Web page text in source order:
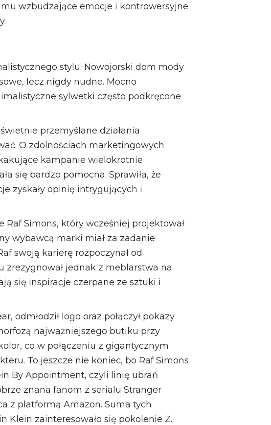
mu wzbudzające emocje i kontrowersyjne
stylu. Nowojorski dom mody
lecz nigdy nudne. Mocno
sylwetki często podkręcone
przemyślane działania
O zdolnościach marketingowych
kampanie wielokrotnie
się bardzo pomocna. Sprawiła, że
zyskały opinię intrygujących i
Simons, który wcześniej projektował
wybawcą marki miał za zadanie
swoją karierę rozpoczynał od
zrezygnował jednak z meblarstwa na
się inspiracje czerpane ze sztuki i
odmłodził logo oraz połączył pokazy
najważniejszego butiku przy
co w połączeniu z gigantycznym
To jeszcze nie koniec, bo Raf Simons
By Appointment, czyli linię ubrań
znana fanom z serialu Stranger
z platformą Amazon. Suma tych
Klein zainteresowało się pokolenie Z.